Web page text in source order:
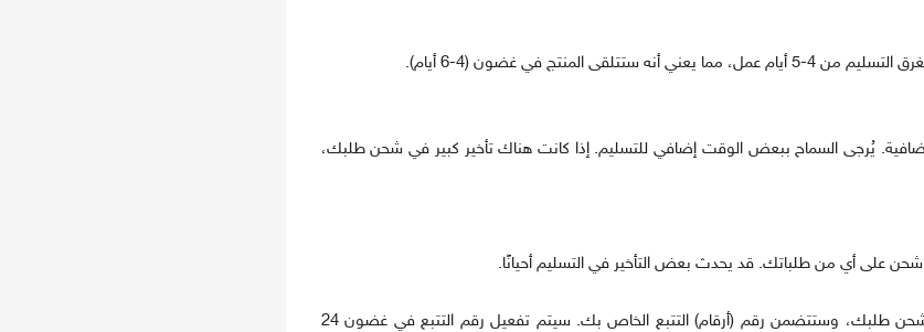
في غضون (4-6 أيام).
إضافية. يُرجى السماح ببعض الوقت إضافي للتسليم. إذا كانت هناك تأخير كبير في شحن طلبك،
تأكيد الشحن وتتبع الطلب: ستتلقى رسالة إلكترونية لتأكيد الشحن بمجرد شحن طلبك، وستتضمن رقم (أرقام) التتبع الخاص بك. سيتم تفعيل رقم التتبع في غضون 24